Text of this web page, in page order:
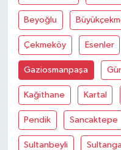
Beyoğlu
Çekmeköy Esenler
Gaziosmanpaşa
Kağithane Kartal
Pendik Sancaktepe
Sultanbeyli